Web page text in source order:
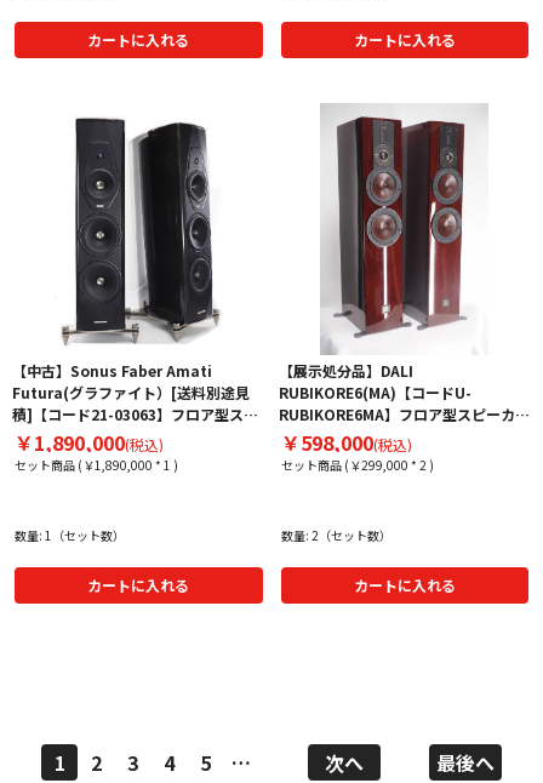
カートに入れる カートに入れる
【中古】Sonus Faber Amati
Futura(グラファイト）[送料別途見
積]【コード21-03063】フロア型スピ
ーカー(ペア)
￥1,890,000(税込)
セット商品 (￥1,890,000 * 1 )
数量: 1（セット数）
カートに入れる
【展示処分品】DALI
RUBIKORE6(MA)【コードU-
RUBIKORE6MA】フロア型スピーカー
（ペア）
￥598,000(税込)
セット商品 (￥299,000 * 2 )
数量: 2（セット数）
カートに入れる
1 2 3 4 5 … 次へ 最後へ